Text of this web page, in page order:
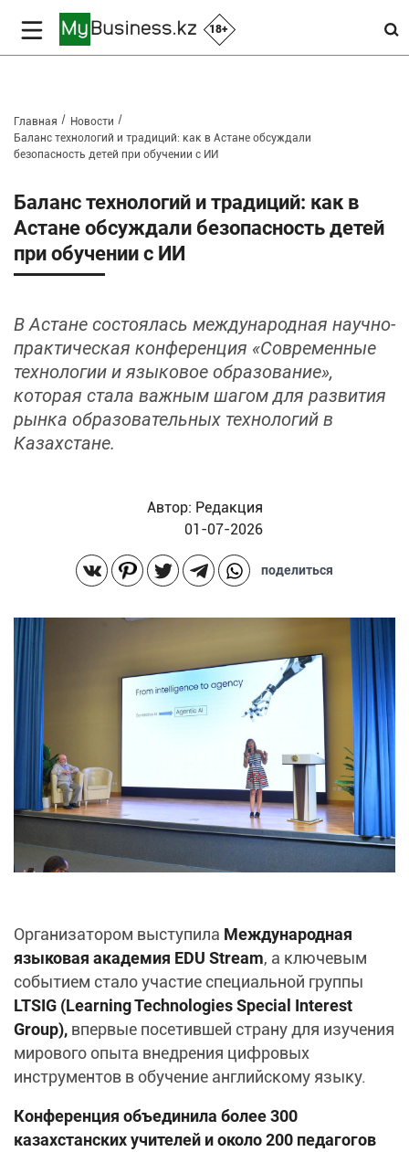
18+
Главная
Новости
Баланс технологий и традиций: как в Астане обсуждали
безопасность детей при обучении с ИИ
Баланс технологий и традиций: как в
Астане обсуждали безопасность детей
при обучении с ИИ
В Астане состоялась международная научно-
практическая конференция «Современные
технологии и языковое образование»,
которая стала важным шагом для развития
рынка образовательных технологий в
Казахстане.
поделиться
Автор: Редакция
01-07-2026
Организатором выступила Международная
языковая академия EDU Stream, а ключевым
событием стало участие специальной группы
LTSIG (Learning Technologies Special Interest
Group), впервые посетившей страну для изучения
мирового опыта внедрения цифровых
инструментов в обучение английскому языку.
Конференция объединила более 300
казахстанских учителей и около 200 педагогов